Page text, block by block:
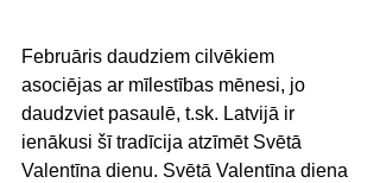
Februāris daudziem cilvēkiem
asociējas ar mīlestības mēnesi, jo
daudzviet pasaulē, t.sk. Latvijā ir
ienākusi šī tradīcija atzīmēt Svētā
Valentīna dienu. Svētā Valentīna diena